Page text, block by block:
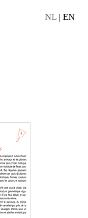
NL| EN